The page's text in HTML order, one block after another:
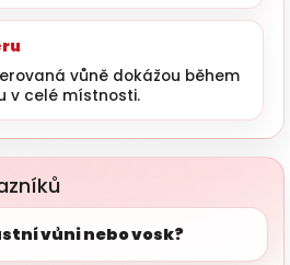
vůně dokážou během
v celé místnosti.
vůni nebo vosk?